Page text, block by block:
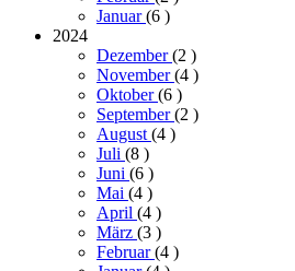
Januar(6 )
2024
Dezember(2 )
November(4 )
Oktober(6 )
September(2 )
August (4 )
Juli (8 )
Juni (6 )
Mai (4 )
April (4 )
März (3 )
Februar(4 )